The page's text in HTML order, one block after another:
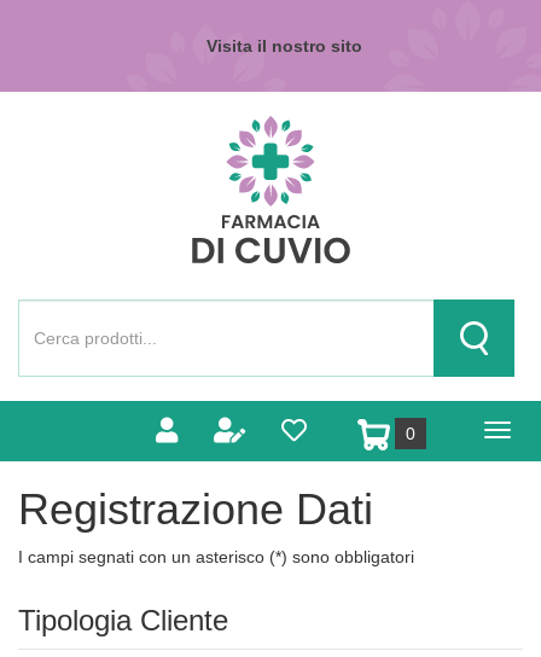
Visita il nostro sito
Prodotto
Cerca
0prodotti
inseriti
Registrazione Dati
I campi segnati con un asterisco (*) sono obbligatori
Tipologia Cliente